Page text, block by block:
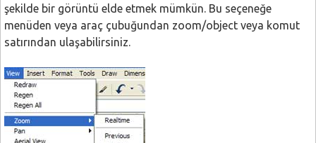
şekilde bir görüntü elde etmek mümkün. Bu seçeneğe
menüden veya araç çubuğundan zoom/object veya komut
satırından ulaşabilirsiniz.